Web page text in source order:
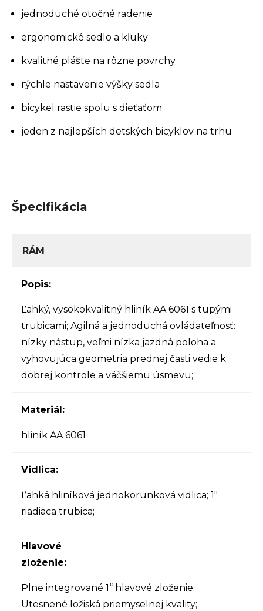
jednoduché otočné radenie
ergonomické sedlo a kľuky
kvalitné plášte na rôzne povrchy
rýchle nastavenie výšky sedla
bicykel rastie spolu s dieťaťom
jeden z najlepších detských bicyklov na trhu
Špecifikácia
RÁM
Popis:
Ľahký, vysokokvalitný hliník AA 6061 s tupými
trubicami; Agilná a jednoduchá ovládateľnosť:
nízky nástup, veľmi nízka jazdná poloha a
vyhovujúca geometria prednej časti vedie k
dobrej kontrole a väčšiemu úsmevu;
Materiál:
hliník AA 6061
Vidlica:
Ľahká hliníková jednokorunková vidlica; 1″
riadiaca trubica;
Hlavové
zloženie:
Plne integrované 1“ hlavové zloženie;
Utesnené ložiská priemyselnej kvality;